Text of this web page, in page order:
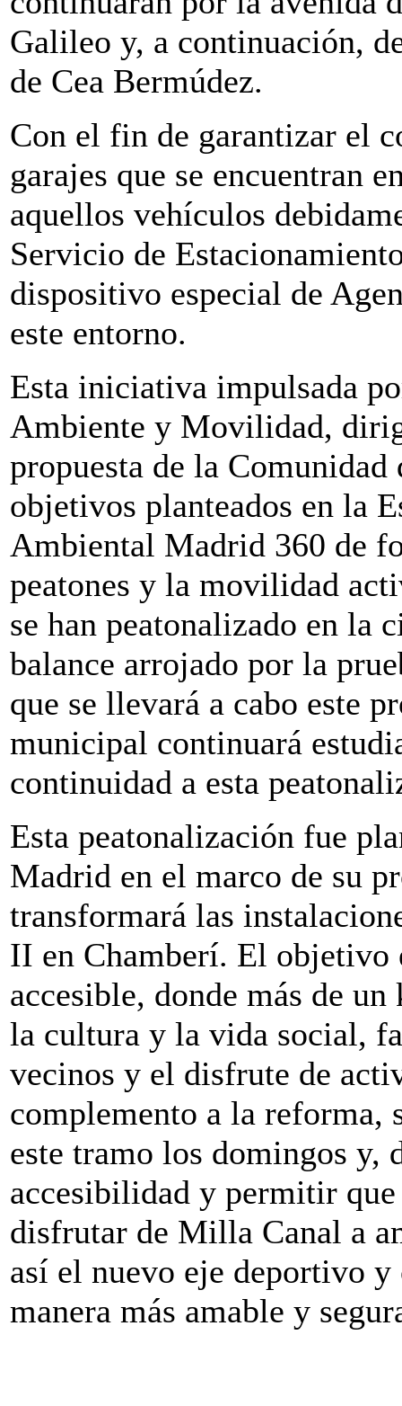
Galileo y, a continuación,
de Cea Bermúdez.
Con el fin de garantizar el
garajes que se encuentran
aquellos vehículos
Servicio de
dispositivo especial de
este entorno.
Esta iniciativa impulsada
Ambiente y Movilidad,
propuesta de la
objetivos planteados en la
Ambiental Madrid 360 de
peatones y la movilidad
se han peatonalizado en la
balance arrojado por la
que se llevará a cabo este
municipal continuará
continuidad a esta
Esta peatonalización fue
Madrid en el marco de su
transformará las
II en Chamberí. El objetivo
accesible, donde más de
la cultura y la vida social,
vecinos y el disfrute de
complemento a la reforma,
este tramo los domingos y,
accesibilidad y permitir
disfrutar de Milla Canal a
así el nuevo eje deportivo
manera más amable y